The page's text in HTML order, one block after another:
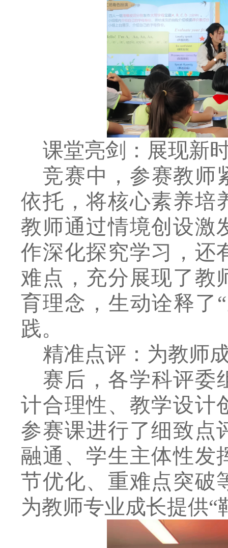
课堂亮剑：展现新
竞赛中，参赛教师
依托，将核心素养培
教师通过情境创设激
作深化探究学习，还
难点，充分展现了教
育理念，生动诠释了 “
践。
精准点评：为教师
赛后，各学科评委
计合理性、教学设计
参赛课进行了细致点
融通、学生主体性发
节优化、重难点突破
为教师专业成长提供“